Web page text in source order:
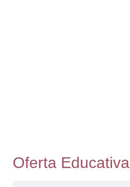
Oferta Educativa